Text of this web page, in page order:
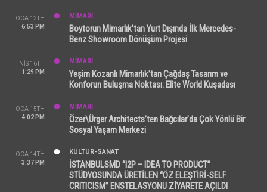
OCA 12TH
6:53 PM
MİMARİ
Boytorun Mimarlık’tan Yurt Dışında İlk Mercedes-
Benz Showroom Dönüşüm Projesi
NIS 16TH
1:29 PM
MİMARİ
Yeşim Kozanlı Mimarlık’tan Çağdaş Tasarım ve
Konforun Buluşma Noktası: Elite World Kuşadası
OCA 15TH
4:02 PM
MİMARİ
Özer\Ürger Architects’ten Bağcılar’da Çok Yönlü Bir
Sosyal Yaşam Merkezi
OCA 14TH
3:37 PM
KÜLTÜR-SANAT
İSTANBULSMD “I2P – IDEA TO PRODUCT”
STÜDYOSUNDA ÜRETİLEN “ÖZ ELEŞTİRİ-SELF
CRITICISM” ENSTELASYONU ZİYARETE AÇILDI